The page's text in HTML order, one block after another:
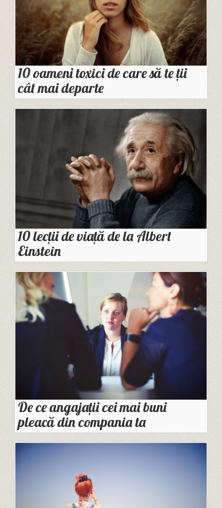
10 oameni toxici de care să te ții
cât mai departe
10 lecții de viață de la Albert
Einstein
De ce angajații cei mai buni
pleacă din compania ta